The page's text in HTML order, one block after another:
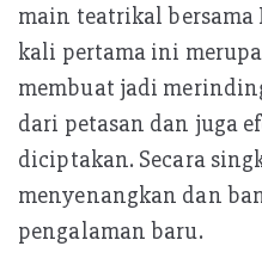
main teatrikal bersama
kali pertama ini
membuat jadi
dari petasan dan juga
diciptakan. Secara
menyenangkan dan
pengalaman baru.